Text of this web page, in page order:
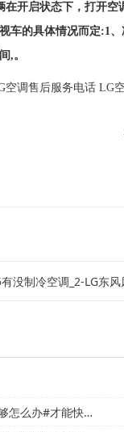
在开启状态下，打开
车的具体情况而定:1
,。
空调售后服务电话 LG
空调_2-LG东风风光ix5智悦型
办#才能快又省电